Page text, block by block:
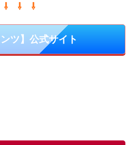
⇩ ⇩ ⇩
ンツ】公式サイト